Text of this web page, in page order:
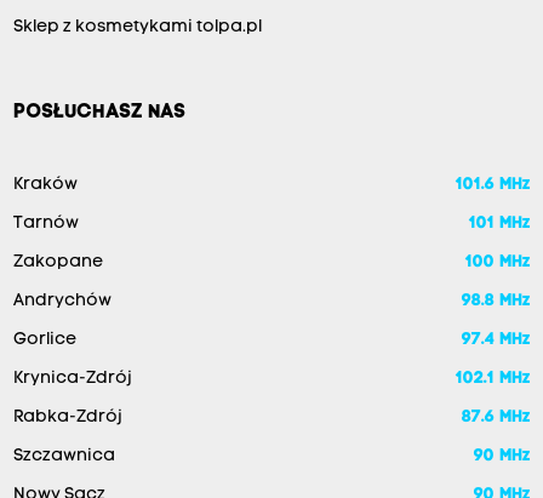
Sklep z kosmetykami tolpa.pl
POSŁUCHASZ NAS
Kraków 101.6 MHz
Tarnów 101 MHz
Zakopane 100 MHz
Andrychów 98.8 MHz
Gorlice 97.4 MHz
Krynica-Zdrój 102.1 MHz
Rabka-Zdrój 87.6 MHz
Szczawnica 90 MHz